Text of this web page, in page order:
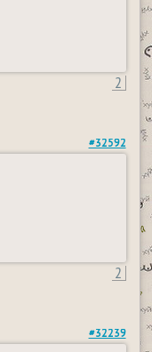
2
#32592
2
#32239